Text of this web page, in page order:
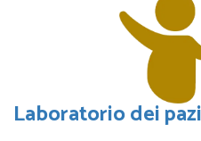
Laboratorio dei